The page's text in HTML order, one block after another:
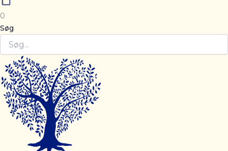
0
Søg